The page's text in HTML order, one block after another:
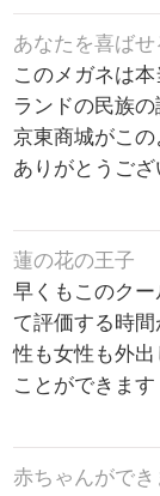
あなたを喜ばせ
このメガネは
ランドの民族の
京東商城がこ
ありがとうござ
蓮の花の王子
早くもこのク
て評価する時
性も女性も外
ことができます
赤ちゃんができ